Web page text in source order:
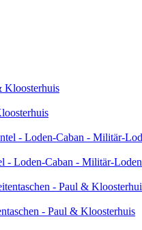
- Loden-Caban - Militär-Loden
- Paul & Kloosterhuis